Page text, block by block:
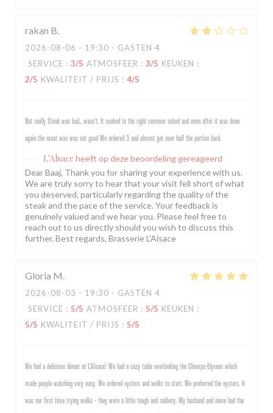
rakan B
2026-08-06 - 19:30 - GASTEN 4
SERVICE : 3/5 ATMOSFEER : 3/5 KEUKEN :
2/5 KWALITEIT / PRIJS : 4/5
Not really Steak was bad,, wasn’t. It cooked to the right remover asked and even after it was done
again the meat was was not good We ordered 3 and almost got over half the portion back
L'Alsace heeft op deze beoordeling gereageerd
Dear Baaj, Thank you for sharing your experience with us.
We are truly sorry to hear that your visit fell short of what
you deserved, particularly regarding the quality of the
steak and the pace of the service. Your feedback is
genuinely valued and we hear you. Please feel free to
reach out to us directly should you wish to discuss this
further. Best regards, Brasserie L'Alsace
Gloria M
2026-08-03 - 19:30 - GASTEN 4
SERVICE : 5/5 ATMOSFEER : 5/5 KEUKEN :
5/5 KWALITEIT / PRIJS : 5/5
We had a delicious dinner at L’Alsace! We had a cozy table overlooking the Champs-Elysees which
made people watching very easy. We ordered oysters and welks to start. We preferred the oysters. It
was our first time trying welks - they were a little tough and rubbery. My husband and niece had the